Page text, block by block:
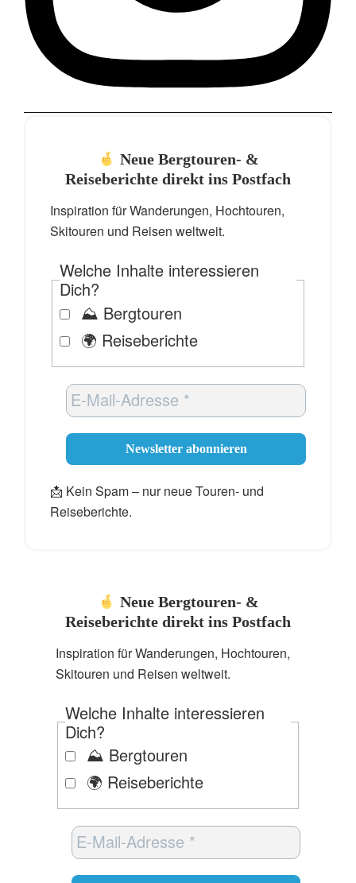
Neue Bergtouren- &
Reiseberichte direkt ins Postfach
Inspiration für Wanderungen, Hochtouren,
Skitouren und Reisen weltweit.
Welche Inhalte interessieren
Dich?
⛰️ Bergtouren
🌍 Reiseberichte
📩 Kein Spam – nur neue Touren- und
Reiseberichte.
Neue Bergtouren- &
Reiseberichte direkt ins Postfach
Inspiration für Wanderungen, Hochtouren,
Skitouren und Reisen weltweit.
Welche Inhalte interessieren
Dich?
⛰️ Bergtouren
🌍 Reiseberichte